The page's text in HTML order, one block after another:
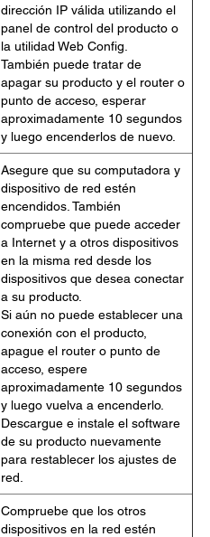
dirección IP válida utilizando el
panel de control del producto o
la utilidad Web Config.
También puede tratar de
apagar su producto y el router o
punto de acceso, esperar
aproximadamente 10 segundos
y luego encenderlos de nuevo.
Asegure que su computadora y
dispositivo de red estén
encendidos. También
compruebe que puede acceder
a Internet y a otros dispositivos
en la misma red desde los
dispositivos que desea conectar
a su producto.
Si aún no puede establecer una
conexión con el producto,
apague el router o punto de
acceso, espere
aproximadamente 10 segundos
y luego vuelva a encenderlo.
Descargue e instale el software
de su producto nuevamente
para restablecer los ajustes de
red.
Compruebe que los otros
dispositivos en la red estén